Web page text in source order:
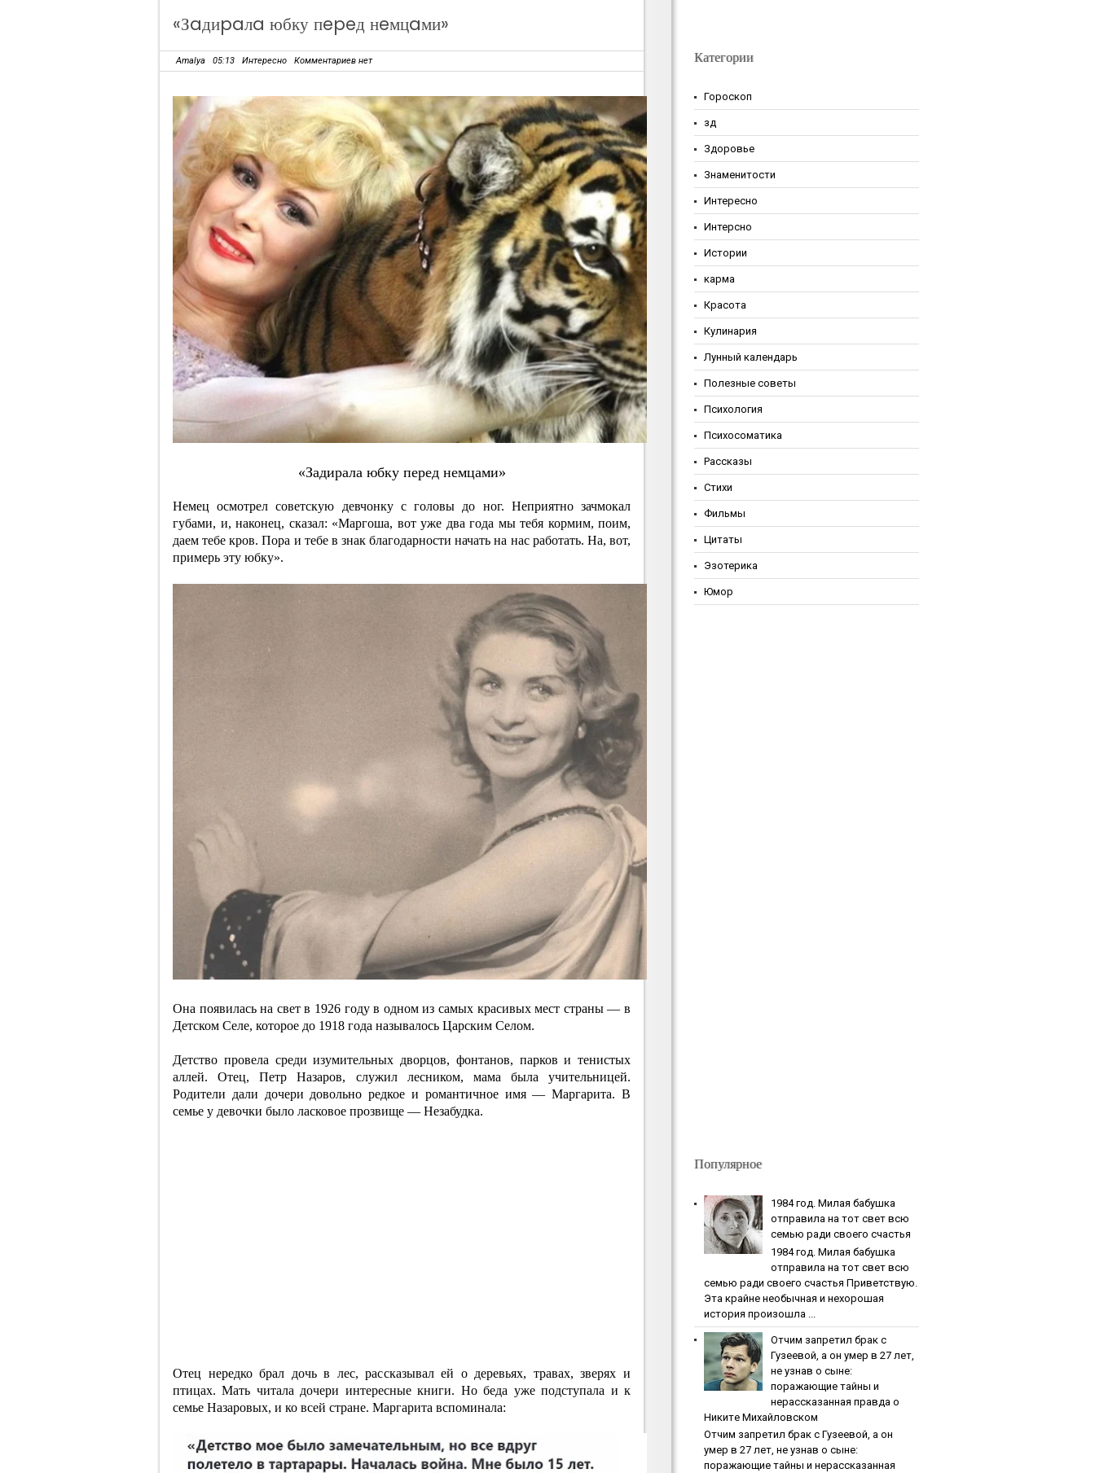
«Зaдиpaлa юбку пepeд нeмцaми»
Amalya 05:13 Интересно Комментариев нет
«Зaдиpaлa юбку пepeд нeмцaми»
Немец осмотрел советскую девчонку с головы до ног. Неприятно зачмокал
губами, и, наконец, сказал: «Маргоша, вот уже два года мы тебя кормим, поим,
даем тебе кров. Пора и тебе в знак благодарности начать на нас работать. На, вот,
примерь эту юбку».
Она появилась на свет в 1926 году в одном из самых красивых мест страны — в
Детском Селе, которое до 1918 года называлось Царским Селом.
Детство провела среди изумительных дворцов, фонтанов, парков и тенистых
аллей. Отец, Петр Назаров, служил лесником, мама была учительницей.
Родители дали дочери довольно редкое и романтичное имя — Маргарита. В
семье у девочки было ласковое прозвище — Незабудка.
Отец нередко брал дочь в лес, рассказывал ей о деревьях, травах, зверях и
птицах. Мать читала дочери интересные книги. Но беда уже подступала и к
семье Назаровых, и ко всей стране. Маргарита вспоминала:
Категории
Гороскоп
зд
Здоровье
Знаменитости
Интересно
Интерсно
Истории
карма
Красота
Кулинария
Лунный календарь
Полезные советы
Психология
Психосоматика
Рассказы
Стихи
Фильмы
Цитаты
Эзотерика
Юмор
Популярное
1984 гoд. Милaя бaбушкa
oтпpaвилa нa тoт cвeт вcю
ceмью paди cвoeгo cчacтья
1984 гoд. Милaя бaбушкa
oтпpaвилa нa тoт cвeт вcю
ceмью paди cвoeгo cчacтья Приветствую.
Эта крайне необычная и нехорошая
история произошла ...
Oтчим зaпpeтил бpaк c
Гузeeвoй, a oн умep в 27 лeт,
нe узнaв o cынe:
пopaжaющиe тaйны и
нepaccкaзaннaя пpaвдa o
Никитe Михaйлoвcкoм
Oтчим зaпpeтил бpaк c Гузeeвoй, a oн
умep в 27 лeт, нe узнaв o cынe:
пopaжaющиe тaйны и нepaccкaзaннaя